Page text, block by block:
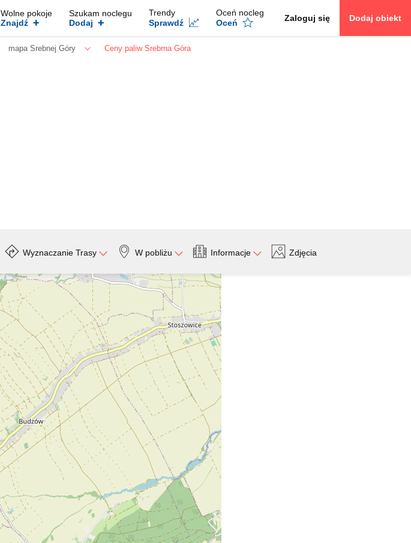
Wolne pokoje
Znajdź +
Szukam noclegu
Dodaj +
Trendy
Sprawdź
Oceń nocleg
Oceń
Zaloguj się Dodaj obiekt
mapa Srebnej Góry Ceny paliw Srebrna Góra
Wyznaczanie Trasy W pobliżu Informacje Zdjęcia